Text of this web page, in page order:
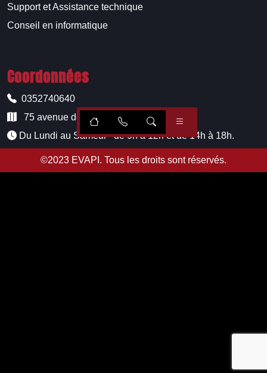
Support et Assistance technique
Conseil en informatique
Coordonnées
0352740640
75 avenue de Paris, 51100 Reims
Du Lundi au Samedi - de 9h à 12h et de 14h à 18h.
©2023 EVAPI . Tous les droits sont réservés.